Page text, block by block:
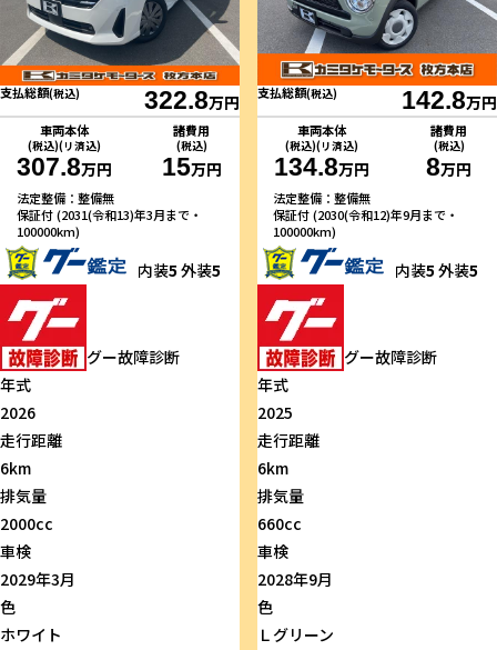
支払総額(税込) 322.8万円
車両本体
(税込)(リ済込)
307.8万円
諸費用
(税込)
15万円
法定整備：整備無
保証付 (2031(令和13)年3月まで・
100000km)
内装5 外装5
グー故障診断
年式
2026
走行距離
6km
排気量
2000cc
車検
2029年3月
色
ホワイト
支払総額(税込) 142.8万円
車両本体
(税込)(リ済込)
134.8万円
諸費用
(税込)
8万円
法定整備：整備無
保証付 (2030(令和12)年9月まで・
100000km)
内装5 外装5
グー故障診断
年式
2025
走行距離
6km
排気量
660cc
車検
2028年9月
色
Ｌグリーン